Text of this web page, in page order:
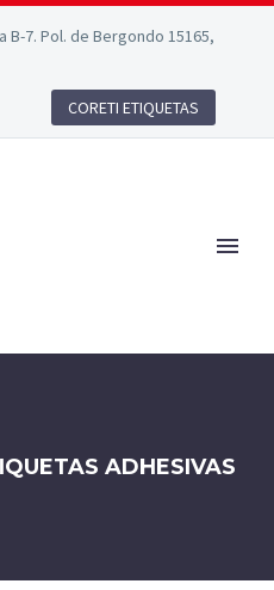
B-7. Pol. de Bergondo 15165,
CORETI ETIQUETAS
ADHESIVAS